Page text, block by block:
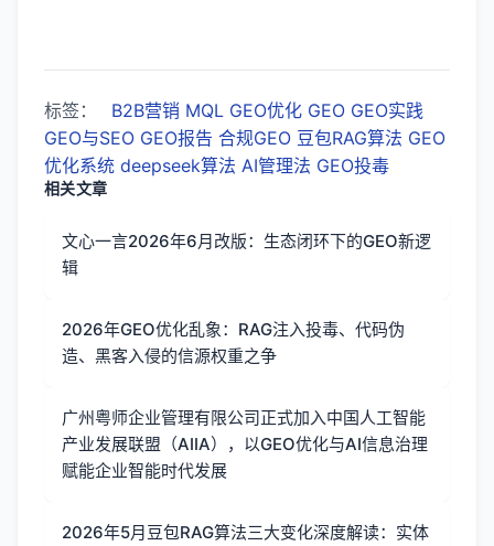
标签： B2B营销 MQL GEO优化 GEO GEO实践
GEO与SEO GEO报告 合规GEO 豆包RAG算法 GEO
优化系统 deepseek算法 AI管理法 GEO投毒
相关文章
文心一言2026年6月改版：生态闭环下的GEO新逻
辑
2026年GEO优化乱象：RAG注入投毒、代码伪
造、黑客入侵的信源权重之争
广州粤师企业管理有限公司正式加入中国人工智能
产业发展联盟（AIIA），以GEO优化与AI信息治理
赋能企业智能时代发展
2026年5月豆包RAG算法三大变化深度解读：实体